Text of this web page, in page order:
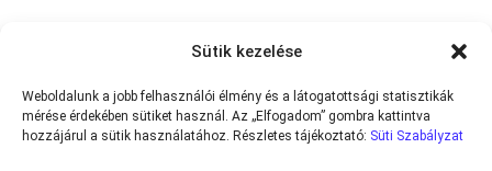
Sütik kezelése
Weboldalunk a jobb felhasználói élmény és a látogatottsági statisztikák
mérése érdekében sütiket használ. Az „Elfogadom” gombra kattintva
hozzájárul a sütik használatához. Részletes tájékoztató: Süti Szabályzat